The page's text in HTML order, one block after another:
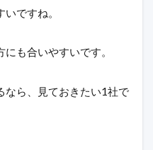
ですね。
も合いやすいです。
なら、見ておきたい1社で